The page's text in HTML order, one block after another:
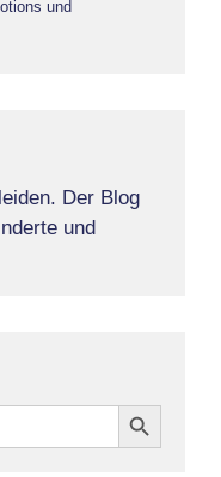
und
Der Blog
und
Search Button